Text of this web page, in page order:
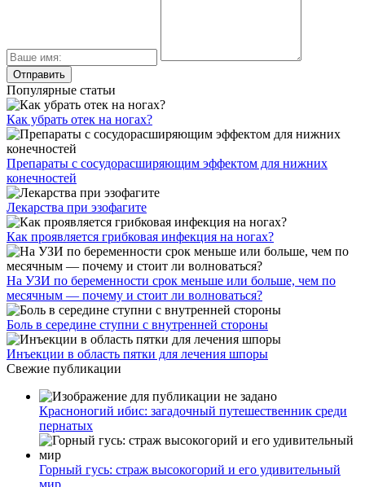
Популярные статьи
Как убрать отек на ногах?
Препараты с сосудорасширяющим эффектом для нижних
конечностей
Лекарства при эзофагите
Как проявляется грибковая инфекция на ногах?
На УЗИ по беременности срок меньше или больше, чем по
месячным — почему и стоит ли волноваться?
Боль в середине ступни с внутренней стороны
Инъекции в область пятки для лечения шпоры
Свежие публикации
Красноногий ибис: загадочный путешественник среди
пернатых
Горный гусь: страж высокогорий и его удивительный
мир